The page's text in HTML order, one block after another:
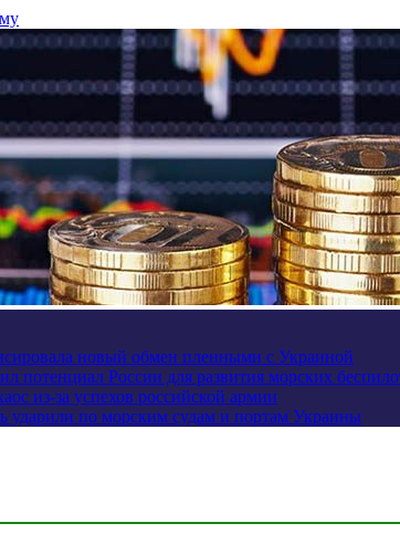
новый обмен пленными с Украиной
потенциал России для развития морских
из-за успехов российской армии
ударили по морским судам и портам Украины